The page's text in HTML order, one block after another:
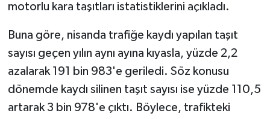
motorlu kara taşıtları istatistiklerini açıkladı.
Buna göre, nisanda trafiğe kaydı yapılan taşıt
sayısı geçen yılın aynı ayına kıyasla, yüzde 2,2
azalarak 191 bin 983'e geriledi. Söz konusu
dönemde kaydı silinen taşıt sayısı ise yüzde 110,5
artarak 3 bin 978'e çıktı. Böylece, trafikteki